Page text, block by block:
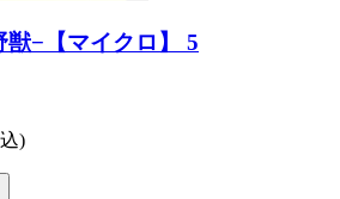
獣−【マイクロ】 5
)